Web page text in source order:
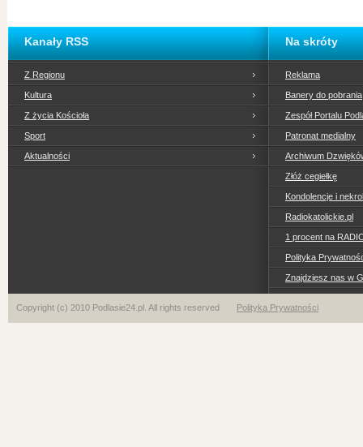
Kanały RSS
Z Regionu
Kultura
Z życia Kościoła
Sport
Aktualności
Na skróty
Reklama
Banery do pobrania
Zespół Portalu
Patronat medialny
Archiwum
Złóż cegiełkę
Kondolencje i
Radiokatolickie.pl
1 procent na
Polityka
Znajdziesz nas w
Copyright (c) 2010 Podlasie24.pl. All rights reserved Polityka Prywatności